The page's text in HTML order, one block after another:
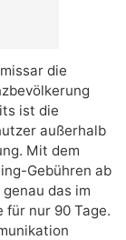
die
ist die
außerhalb
Mit dem
Gebühren ab
das im
für nur 90 Tage.